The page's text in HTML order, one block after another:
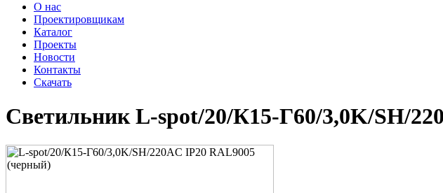
О нас
Проектировщикам
Каталог
Проекты
Новости
Контакты
Скачать
Светильник L-spot/20/К15-Г60/3,0K/SH/